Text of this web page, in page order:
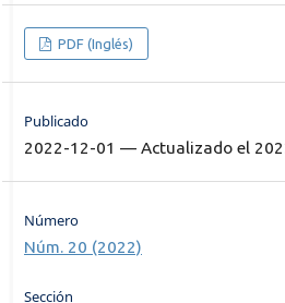
PDF (Inglés)
Publicado
2022-12-01 — Actualizado el
Número
Núm. 20 (2022)
Sección